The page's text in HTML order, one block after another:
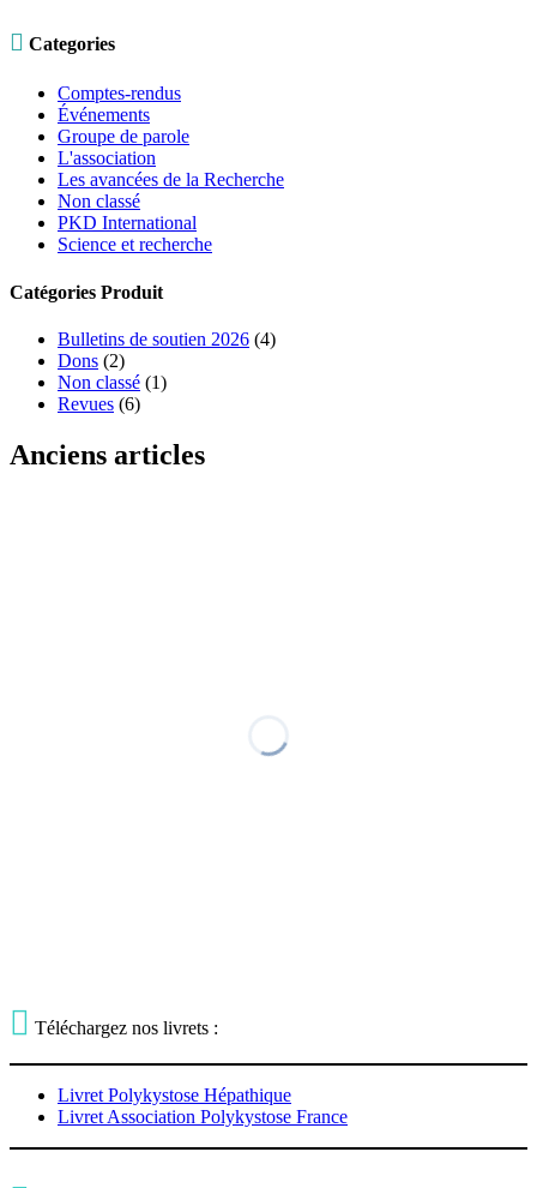
 Categories
Comptes-rendus
Événements
Groupe de parole
L'association
Les avancées de la Recherche
Non classé
PKD International
Science et recherche
Catégories Produit
Bulletins de soutien 2026 (4)
Dons (2)
Non classé (1)
Revues (6)
Anciens articles
 Téléchargez nos livrets :
Livret Polykystose Hépathique
Livret Association Polykystose France